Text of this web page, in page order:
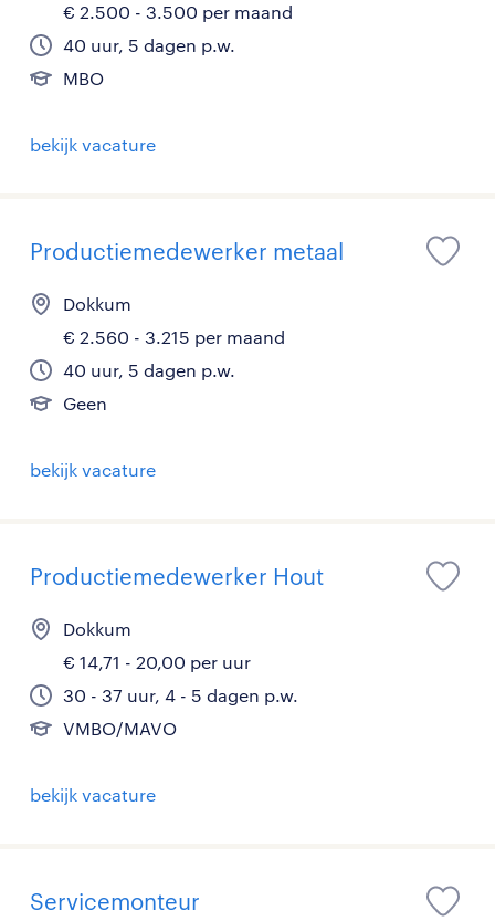
€ 2.500 - 3.500 per maand
40 uur, 5 dagen p.w.
MBO
bekijk vacature
Productiemedewerker metaal
Dokkum
€ 2.560 - 3.215 per maand
40 uur, 5 dagen p.w.
Geen
bekijk vacature
Productiemedewerker Hout
Dokkum
€ 14,71 - 20,00 per uur
30 - 37 uur, 4 - 5 dagen p.w.
VMBO/MAVO
bekijk vacature
Servicemonteur